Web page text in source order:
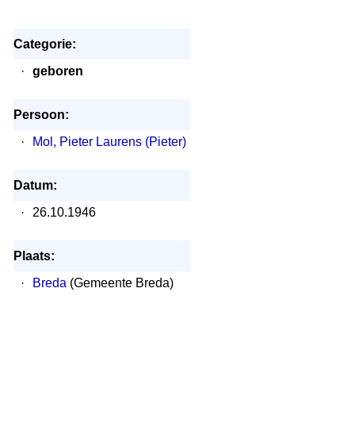
Categorie:
·
geboren
Persoon:
·
Mol, Pieter Laurens (Pieter)
Datum:
·
26.10.1946
Plaats:
·
Breda (Gemeente Breda)